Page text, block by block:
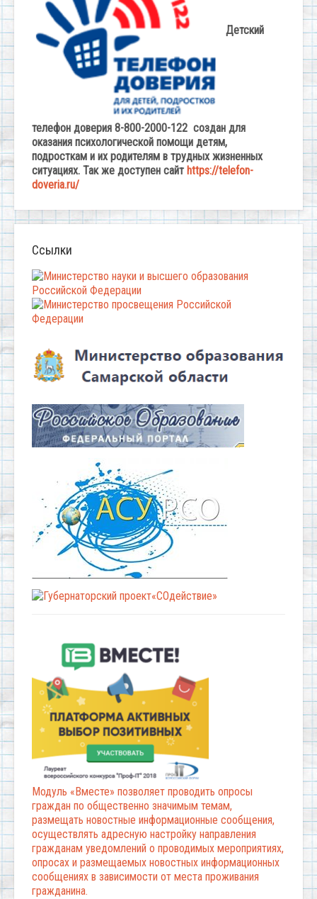
Детский
телефон доверия 8-800-2000-122 создан для
оказания психологической помощи детям,
подросткам и их родителям в трудных жизненных
ситуациях. Так же доступен сайт https://telefon-
doveria.ru/
Ссылки
Модуль «Вместе» позволяет проводить опросы
граждан по общественно значимым темам,
размещать новостные информационные сообщения,
осуществлять адресную настройку направления
гражданам уведомлений о проводимых мероприятиях,
опросах и размещаемых новостных информационных
сообщениях в зависимости от места проживания
гражданина.